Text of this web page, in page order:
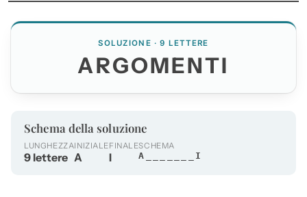
SOLUZIONE · 9 LETTERE
ARGOMENTI
Schema della soluzione
LUNGHEZZA
9 lettere
INIZIALE
A
FINALE
I
SCHEMA
A_______I